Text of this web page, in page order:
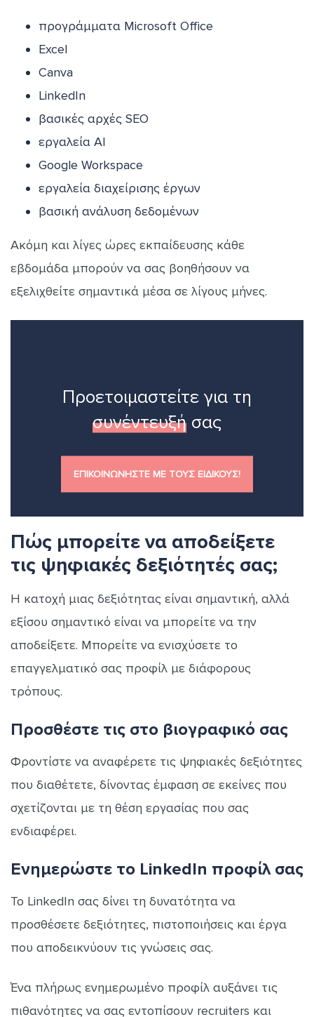
προγράμματα Microsoft Office
Excel
Canva
LinkedIn
βασικές αρχές SEO
εργαλεία AI
Google Workspace
εργαλεία διαχείρισης έργων
βασική ανάλυση δεδομένων
Ακόμη και λίγες ώρες εκπαίδευσης κάθε
εβδομάδα μπορούν να σας βοηθήσουν να
εξελιχθείτε σημαντικά μέσα σε λίγους μήνες.
Προετοιμαστείτε για τη
συνέντευξή σας
ΕΠΙΚΟΙΝΩΝΗΣΤΕ ΜΕ ΤΟΥΣ ΕΙΔΙΚΟΥΣ!
Πώς μπορείτε να αποδείξετε
τις ψηφιακές δεξιότητές σας;
Η κατοχή μιας δεξιότητας είναι σημαντική, αλλά
εξίσου σημαντικό είναι να μπορείτε να την
αποδείξετε. Μπορείτε να ενισχύσετε το
επαγγελματικό σας προφίλ με διάφορους
τρόπους.
Προσθέστε τις στο βιογραφικό σας
Φροντίστε να αναφέρετε τις ψηφιακές δεξιότητες
που διαθέτετε, δίνοντας έμφαση σε εκείνες που
σχετίζονται με τη θέση εργασίας που σας
ενδιαφέρει.
Ενημερώστε το LinkedIn προφίλ σας
Το LinkedIn σας δίνει τη δυνατότητα να
προσθέσετε δεξιότητες, πιστοποιήσεις και έργα
που αποδεικνύουν τις γνώσεις σας.
Ένα πλήρως ενημερωμένο προφίλ αυξάνει τις
πιθανότητες να σας εντοπίσουν recruiters και